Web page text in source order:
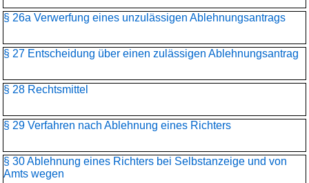
§ 26a Verwerfung eines unzulässigen Ablehnungsantrags
§ 27 Entscheidung über einen zulässigen Ablehnungsantrag
§ 28 Rechtsmittel
§ 29 Verfahren nach Ablehnung eines Richters
§ 30 Ablehnung eines Richters bei Selbstanzeige und von
Amts wegen